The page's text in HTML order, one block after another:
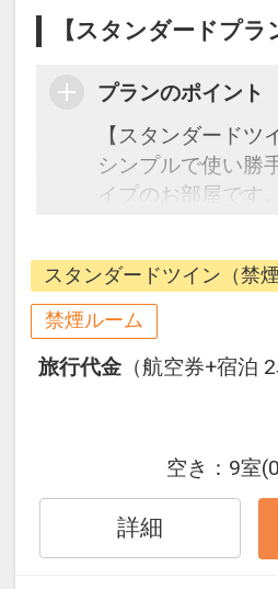
【スタンダードプラ
プランのポイント
【スタンダードツ
シンプルで使い勝
イプのお部屋です
シンプルで使いや
どなたでも快適に
ます。
スタンダードツイン（禁煙
禁煙ルーム
旅行代金 （航空券+宿泊
空き： 9室
詳細